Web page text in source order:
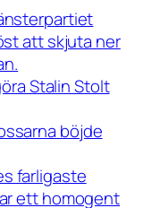
att skjuta ner
Stalin Stolt
böjde
farligaste
ett homogent